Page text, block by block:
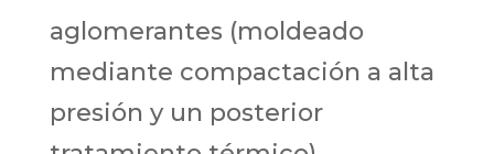
aglomerantes (moldeado
mediante compactación a alta
presión y un posterior